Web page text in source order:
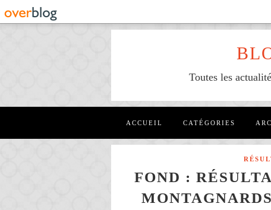
Toutes les
ACCUEIL CATÉGORIES
FOND :